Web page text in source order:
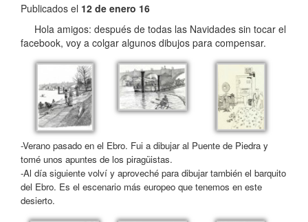
Publicados el 12 de enero 16
Hola amigos: después de todas las Navidades sin tocar el
facebook, voy a colgar algunos dibujos para compensar.
-Verano pasado en el Ebro. Fui a dibujar al Puente de Piedra y
tomé unos apuntes de los piragüistas.
-Al día siguiente volví y aproveché para dibujar también el barquito
del Ebro. Es el escenario más europeo que tenemos en este
desierto.